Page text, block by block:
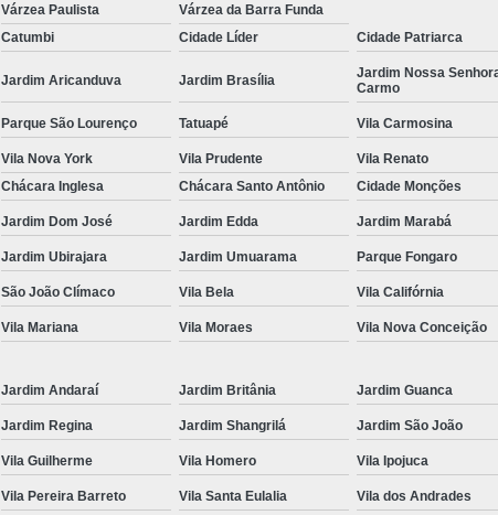
Locação de Toalha Branca de Rosto
Locação de Toalha de Rosto
Locação de Toalha de Rosto e Banho
Locação de Toalha de Rosto para Salão
Locação de Toalha de Rosto São
Locação de Toalha Rosto Branca
Aluguel de Toalha Industrial
Locação de Toalha Industrial Relavada
Locação de Toalha para Salão de Beleza
Manta Absorvente Azul
Manta
Manta Absorvente Industrial
Várzea Paulista
Várzea da Barra Funda
Catumbi Cidade Líder Cidade Patriarca
Jardim Aricanduva Jardim Brasília
Jardim Nossa
Carmo
Parque São Lourenço Tatuapé Vila Carmosina
Vila Nova York Vila Prudente Vila Renato
Chácara Inglesa Chácara Santo Antônio Cidade Monções
Jardim Dom José Jardim Edda Jardim Marabá
Jardim Ubirajara Jardim Umuarama Parque Fongaro
São João Clímaco Vila Bela Vila Califórnia
Vila Mariana Vila Moraes Vila Nova Conceição
Jardim Andaraí Jardim Britânia Jardim Guanca
Jardim Regina Jardim Shangrilá Jardim São João
Vila Guilherme Vila Homero Vila Ipojuca
Vila Pereira Barreto Vila Santa Eulalia Vila dos Andrades